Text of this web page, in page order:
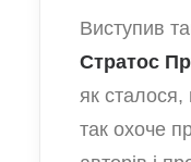
Виступив
Стратос
як
так охоче